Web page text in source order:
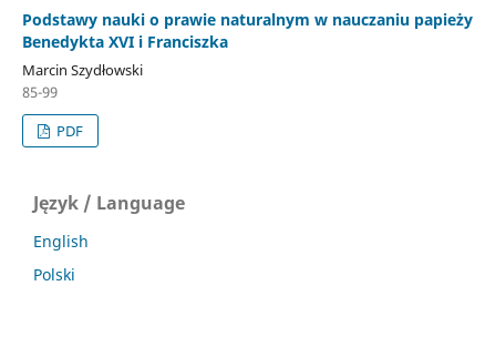
Podstawy nauki o prawie naturalnym w nauczaniu papieży
Benedykta XVI i Franciszka
Marcin Szydłowski
85-99
PDF
Język / Language
English
Polski